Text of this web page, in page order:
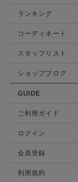
ランキング
コーディネート
スタッフリスト
ショップブログ
GUIDE
ご利用ガイド
ログイン
会員登録
利用規約